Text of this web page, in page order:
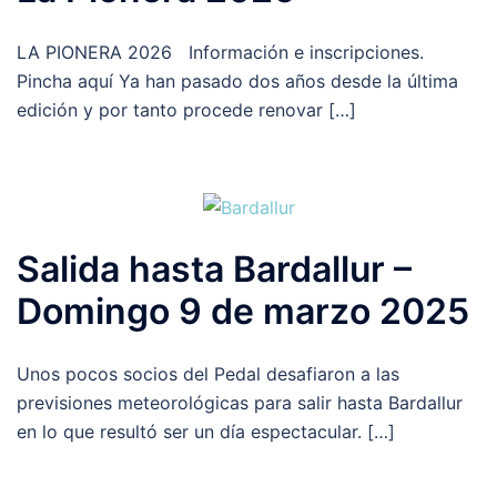
LA PIONERA 2026 Información e inscripciones.
Pincha aquí Ya han pasado dos años desde la última
edición y por tanto procede renovar […]
Salida hasta Bardallur –
Domingo 9 de marzo 2025
Unos pocos socios del Pedal desafiaron a las
previsiones meteorológicas para salir hasta Bardallur
en lo que resultó ser un día espectacular. […]